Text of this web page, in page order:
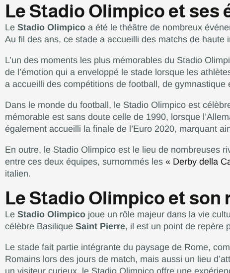
Le Stadio Olimpico et ses
Le Stadio Olimpico a été le théâtre de nombreux
Au fil des ans, ce stade a accueilli des matchs de
L’un des moments les plus mémorables du Stadio
de l’émotion qui a enveloppé le stade lorsque les
a accueilli des compétitions de football, de
Dans le monde du football, le Stadio Olimpico est
mémorable est sans doute celle de 1990, lorsque
également accueilli la finale de l’Euro 2020, marquant
En outre, le Stadio Olimpico est le lieu de nombreuses
entre ces deux équipes, surnommés les « Derby della
italien.
Le Stadio Olimpico et son
Le Stadio Olimpico joue un rôle majeur dans la vie
célèbre Basilique Saint Pierre, il est un point de repère
Le stade fait partie intégrante du paysage de Rome,
Romains lors des jours de match, mais aussi un lieu
un visiteur curieux, le Stadio Olimpico offre une